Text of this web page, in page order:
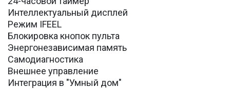
Интеллектуальный дисплей
Режим IFEEL
Блокировка кнопок пульта
Энергонезависимая память
Самодиагностика
Внешнее управление
Интеграция в "Умный дом"